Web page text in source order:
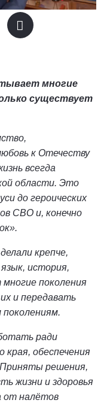
многие
существует
к Отечеству
всегда
области. Это
до героических
СВО и, конечно
крепче,
история,
поколения
и передавать
ради
края, обеспечения
решения,
жизни и здоровья
от налётов